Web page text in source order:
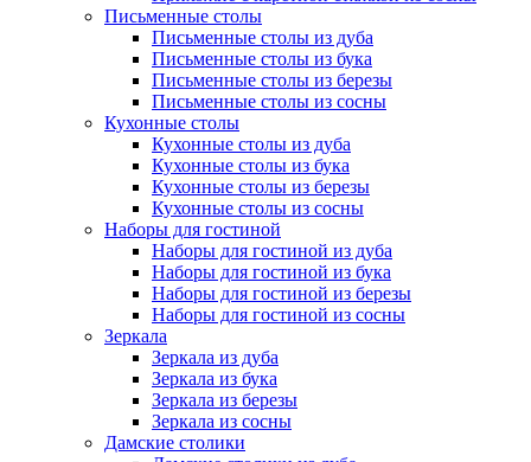
Письменные столы
Письменные столы из дуба
Письменные столы из бука
Письменные столы из березы
Письменные столы из сосны
Кухонные столы
Кухонные столы из дуба
Кухонные столы из бука
Кухонные столы из березы
Кухонные столы из сосны
Наборы для гостиной
Наборы для гостиной из дуба
Наборы для гостиной из бука
Наборы для гостиной из березы
Наборы для гостиной из сосны
Зеркала
Зеркала из дуба
Зеркала из бука
Зеркала из березы
Зеркала из сосны
Дамские столики